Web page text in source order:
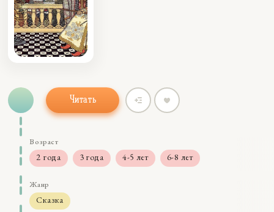
Читать
Возраст
2 года 3 года 4-5 лет 6-8 лет
Жанр
Сказка